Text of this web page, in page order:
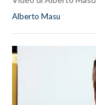
Alberto Masu